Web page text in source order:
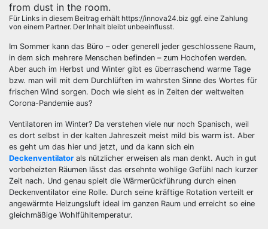
from dust in the room.
Für Links in diesem Beitrag erhält https://innova24.biz ggf. eine Zahlung
von einem Partner. Der Inhalt bleibt unbeeinflusst.
Im Sommer kann das Büro – oder generell jeder geschlossene Raum,
in dem sich mehrere Menschen befinden – zum Hochofen werden.
Aber auch im Herbst und Winter gibt es überraschend warme Tage
bzw. man will mit dem Durchlüften im wahrsten Sinne des Wortes für
frischen Wind sorgen. Doch wie sieht es in Zeiten der weltweiten
Corona-Pandemie aus?
Ventilatoren im Winter? Da verstehen viele nur noch Spanisch, weil
es dort selbst in der kalten Jahreszeit meist mild bis warm ist. Aber
es geht um das hier und jetzt, und da kann sich ein
Deckenventilator als nützlicher erweisen als man denkt. Auch in gut
vorbeheizten Räumen lässt das ersehnte wohlige Gefühl nach kurzer
Zeit nach. Und genau spielt die Wärmerückführung durch einen
Deckenventilator eine Rolle. Durch seine kräftige Rotation verteilt er
angewärmte Heizungsluft ideal im ganzen Raum und erreicht so eine
gleichmäßige Wohlfühltemperatur.